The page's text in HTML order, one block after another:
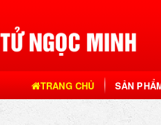
TRANG CHỦ SẢN